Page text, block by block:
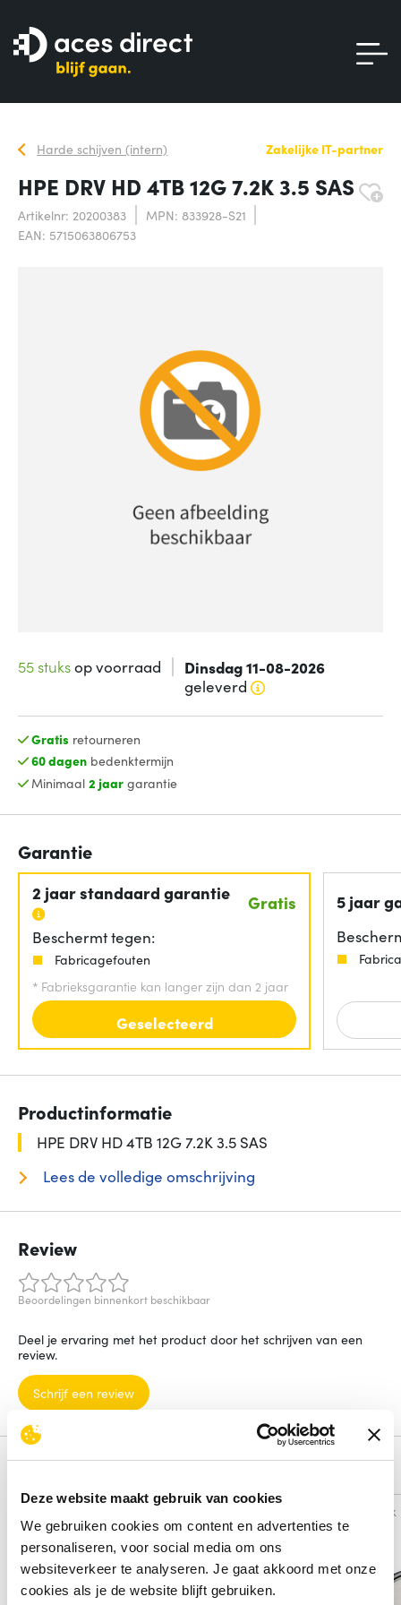
Deze website maakt gebruik van cookies
We gebruiken cookies om content en advertenties te
personaliseren, voor social media om ons
websiteverkeer te analyseren. Je gaat akkoord met onze
cookies als je de website blijft gebruiken.
Harde schijven (intern) Zakelijke IT-partner
HPE DRV HD 4TB 12G 7.2K 3.5 SAS
Artikelnr: 20200383
MPN: 833928-S21
EAN: 5715063806753
55 stuksop voorraad Dinsdag 11-08-2026
geleverd
Gratis retourneren
60 dagenbedenktermijn
Minimaal 2 jaargarantie
Garantie
2 jaar standaard garantie Gratis
Beschermt tegen:
Fabricagefouten
* Fabrieksgarantie kan langer zijn dan 2 jaar
Geselecteerd
5 jaar
Productinformatie
HPE DRV HD 4TB 12G 7.2K 3.5 SAS
Lees de volledige omschrijving
Review
Beoordelingen binnenkort beschikbaar
Deel je ervaring met het product door het schrijven van een
review.
Schrijf een review
Vergelijk